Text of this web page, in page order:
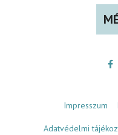
Impresszum
Adatvédelmi